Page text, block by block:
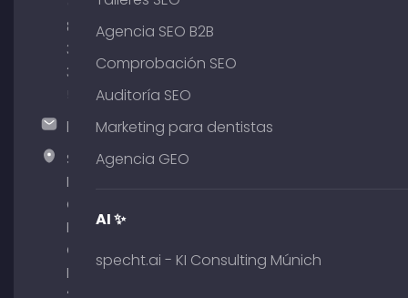
89
380
375
hallo@timospecht.de
Specht
Marketing
GmbH –
Palais am
Obelisk
Briennerstr.
Agencia SEO B2B
Comprobación SEO
Auditoría SEO
Marketing para dentistas
Agencia GEO
AI ✨
specht.ai - KI Consulting Múnich